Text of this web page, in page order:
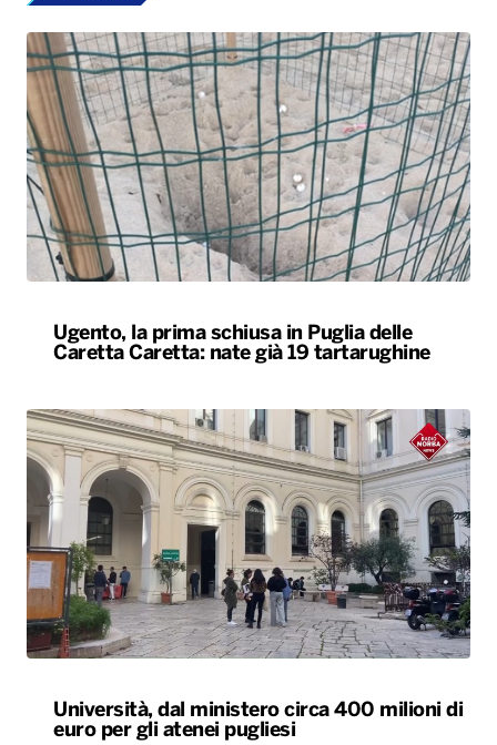
Ugento, la prima schiusa in Puglia delle
Caretta Caretta: nate già 19 tartarughine
Università, dal ministero circa 400 milioni di
euro per gli atenei pugliesi